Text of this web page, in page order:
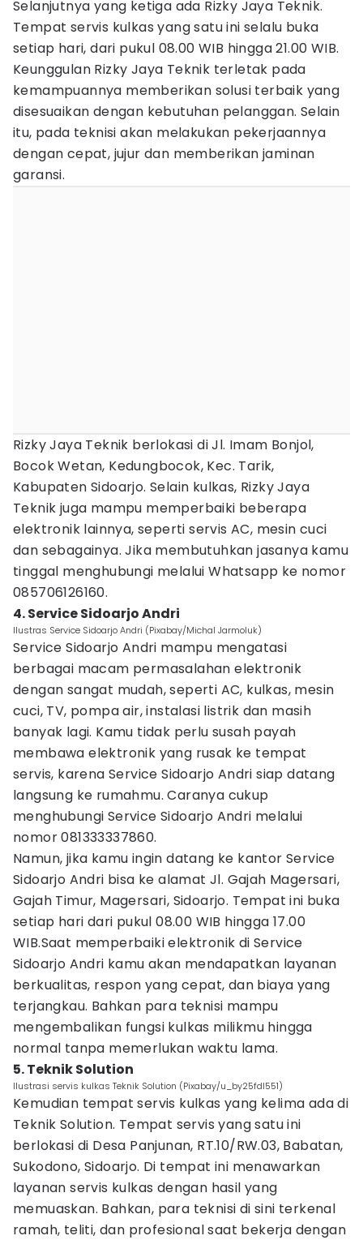
Selanjutnya yang ketiga ada Rizky Jaya Teknik.
Tempat servis kulkas yang satu ini selalu buka
setiap hari, dari pukul 08.00 WIB hingga 21.00 WIB.
Keunggulan Rizky Jaya Teknik terletak pada
kemampuannya memberikan solusi terbaik yang
disesuaikan dengan kebutuhan pelanggan. Selain
itu, pada teknisi akan melakukan pekerjaannya
dengan cepat, jujur dan memberikan jaminan
garansi.
Rizky Jaya Teknik berlokasi di Jl. Imam Bonjol,
Bocok Wetan, Kedungbocok, Kec. Tarik,
Kabupaten Sidoarjo. Selain kulkas, Rizky Jaya
Teknik juga mampu memperbaiki beberapa
elektronik lainnya, seperti servis AC, mesin cuci
dan sebagainya. Jika membutuhkan jasanya kamu
tinggal menghubungi melalui Whatsapp ke nomor
085706126160.
4. Service Sidoarjo Andri
Ilustras Service Sidoarjo Andri (Pixabay/Michal Jarmoluk)
Service Sidoarjo Andri mampu mengatasi
berbagai macam permasalahan elektronik
dengan sangat mudah, seperti AC, kulkas, mesin
cuci, TV, pompa air, instalasi listrik dan masih
banyak lagi. Kamu tidak perlu susah payah
membawa elektronik yang rusak ke tempat
servis, karena Service Sidoarjo Andri siap datang
langsung ke rumahmu. Caranya cukup
menghubungi Service Sidoarjo Andri melalui
nomor 081333337860.
Namun, jika kamu ingin datang ke kantor Service
Sidoarjo Andri bisa ke alamat Jl. Gajah Magersari,
Gajah Timur, Magersari, Sidoarjo. Tempat ini buka
setiap hari dari pukul 08.00 WIB hingga 17.00
WIB.Saat memperbaiki elektronik di Service
Sidoarjo Andri kamu akan mendapatkan layanan
berkualitas, respon yang cepat, dan biaya yang
terjangkau. Bahkan para teknisi mampu
mengembalikan fungsi kulkas milikmu hingga
normal tanpa memerlukan waktu lama.
5. Teknik Solution
Ilustrasi servis kulkas Teknik Solution (Pixabay/u_by25fdl551)
Kemudian tempat servis kulkas yang kelima ada di
Teknik Solution. Tempat servis yang satu ini
berlokasi di Desa Panjunan, RT.10/RW.03, Babatan,
Sukodono, Sidoarjo. Di tempat ini menawarkan
layanan servis kulkas dengan hasil yang
memuaskan. Bahkan, para teknisi di sini terkenal
ramah, teliti, dan profesional saat bekerja dengan